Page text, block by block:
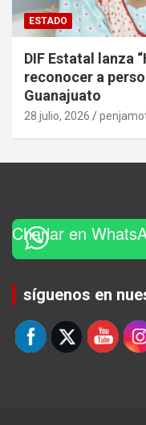
ESTADO
DIF Estatal lanza
reconocer a
Guanajuato
28 julio, 2026
Charlar en
síguenos en